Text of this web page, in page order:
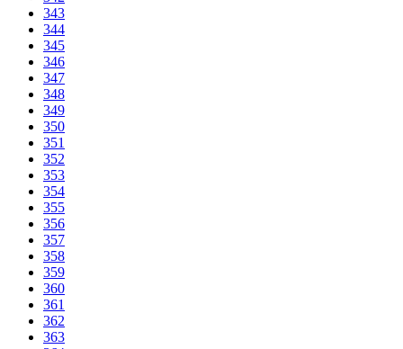
343
344
345
346
347
348
349
350
351
352
353
354
355
356
357
358
359
360
361
362
363